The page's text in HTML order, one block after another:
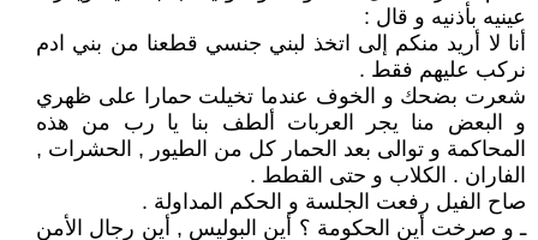
عينيه بأذنيه و قال :
أنا لا أريد منكم إلى اتخذ لبني جنسي قطعنا من بني ادم
نركب عليهم فقط .
شعرت بضحك و الخوف عندما تخيلت حمارا على ظهري
و البعض منا يجر العربات ألطف بنا يا رب من هذه
المحاكمة و توالى بعد الحمار كل من الطيور , الحشرات ,
الفاران . الكلاب و حتى القطط .
صاح الفيل رفعت الجلسة و الحكم المداولة .
ـ و صرخت أين الحكومة ؟ أين البوليس , أين رجال الأمن